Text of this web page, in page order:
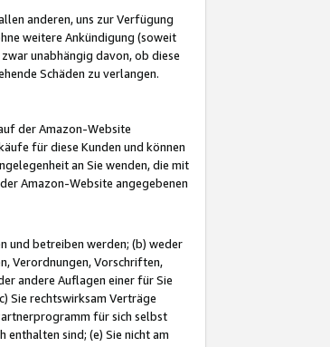
anderen, uns zur Verfügung
weitere Ankündigung (soweit
unabhängig davon, ob diese
Schäden zu verlangen.
der Amazon-Website
für diese Kunden und können
an Sie wenden, die mit
Amazon-Website angegebenen
und betreiben werden; (b) weder
Verordnungen, Vorschriften,
andere Auflagen einer für Sie
Sie rechtswirksam Verträge
für sich selbst
enthalten sind; (e) Sie nicht am